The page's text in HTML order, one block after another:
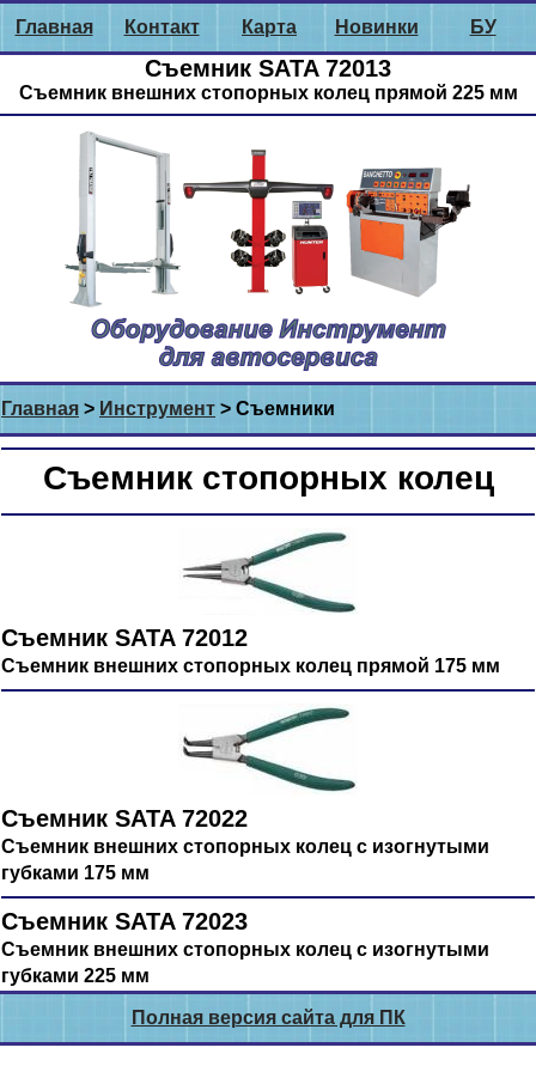
Главная Контакт Карта Новинки БУ
Съемник SATA 72013
Съемник внешних стопорных колец прямой 225 мм
Главная > Инструмент > Съемники
Съемник стопорных колец
Съемник SATA 72012
Съемник внешних стопорных колец прямой 175 мм
Съемник SATA 72022
Съемник внешних стопорных колец с изогнутыми
губками 175 мм
Съемник SATA 72023
Съемник внешних стопорных колец с изогнутыми
губками 225 мм
Полная версия сайта для ПК